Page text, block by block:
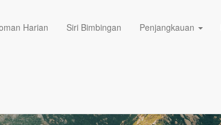
Harian
Siri Bimbingan Penjangkauan
Tuhan terhadap